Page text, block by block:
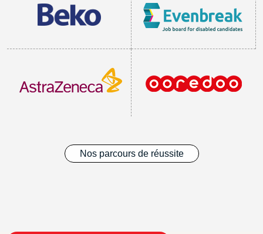
Nos parcours de réussite